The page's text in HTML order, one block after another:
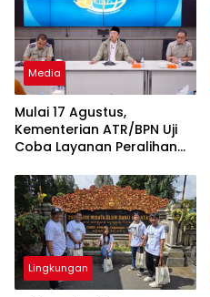
Media
Mulai 17 Agustus,
Kementerian ATR/BPN Uji
Coba Layanan Peralihan
Lingkungan